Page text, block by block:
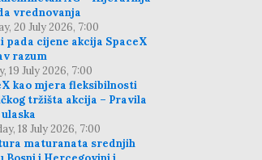
vrednovanja
20 July 2026, 7:00
pada cijene akcija SpaceX
razum
19 July 2026, 7:00
kao mjera fleksibilnosti
tržišta akcija – Pravila
18 July 2026, 7:00
maturanata srednjih